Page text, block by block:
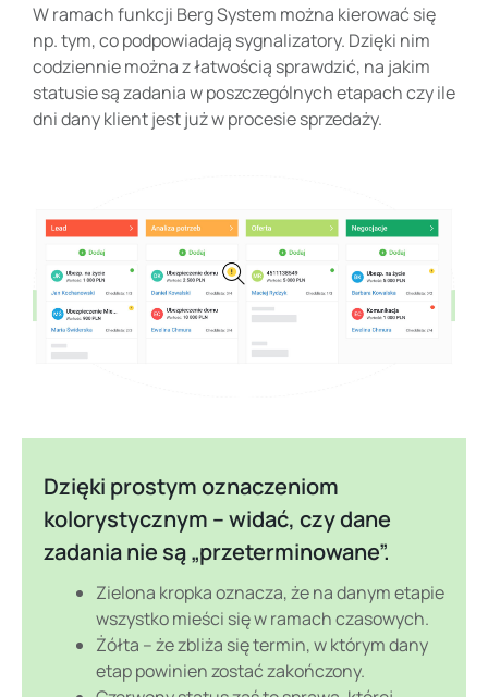
W ramach funkcji Berg System można kierować się
np. tym, co podpowiadają sygnalizatory. Dzięki nim
codziennie można z łatwością sprawdzić, na jakim
statusie są zadania w poszczególnych etapach czy ile
dni dany klient jest już w procesie sprzedaży.
Dzięki prostym oznaczeniom
kolorystycznym – widać, czy dane
zadania nie są „przeterminowane”.
Zielona kropka oznacza, że na danym etapie
wszystko mieści się w ramach czasowych.
Żółta – że zbliża się termin, w którym dany
etap powinien zostać zakończony.